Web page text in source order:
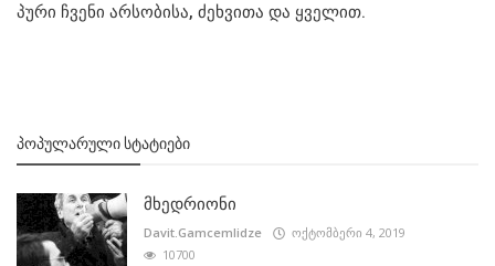
პური ჩვენი არსობისა, ძეხვითა და ყველით.
ᲞᲝᲞᲣᲚᲐᲠᲣᲚᲘ ᲡᲢᲐᲢᲘᲔᲑᲘ
მხედრიონი
Davit.Gamcemlidze
ოქტომბერი 4, 2019
10700